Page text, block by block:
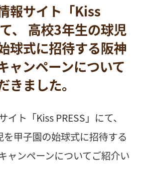
報サイト「Kiss
、 高校3年生の球児
球式に招待する阪神
ャンペーンについて
きました。
イト「Kiss PRESS」にて、
甲子園の始球式に招待する
ャンペーンについてご紹介い